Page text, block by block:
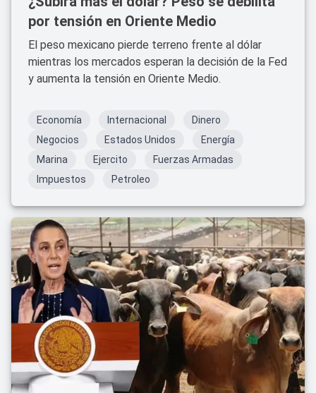
por tensión en Oriente Medio
El peso mexicano pierde terreno frente al dólar
mientras los mercados esperan la decisión de la Fed
y aumenta la tensión en Oriente Medio.
Economía Internacional
Dinero
Negocios
Estados Unidos
Energía
Marina
Ejercito
Fuerzas Armadas
Impuestos
Petroleo